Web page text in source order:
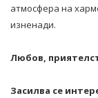
атмосфера на
изненади.
Любов,
Засилва се